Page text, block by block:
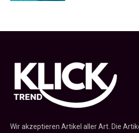
Wir akzeptieren Artikel aller Art. Die